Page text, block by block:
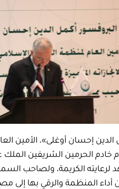
إحسان أوغلى»، الأمين
الحرمين الشريفين الملك
الكريمة، ولصاحب
المنظمة والرقي بها